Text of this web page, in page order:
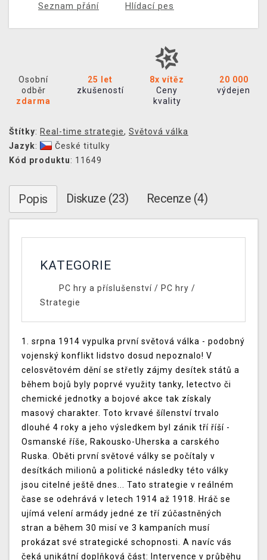
Seznam přání Hlídací pes
Osobní
odběr
zdarma
25 let
zkušeností
8x vítěz
Ceny
kvality
20 000
výdejen
Štítky: Real-time strategie, Světová válka
Jazyk:
České titulky
Kód produktu: 11649
Popis Diskuze (23) Recenze (4)
KATEGORIE
PC hry a příslušenství/ PC hry /
Strategie
1. srpna 1914 vypulka první světová válka - podobný
vojenský konflikt lidstvo dosud nepoznalo! V
celosvětovém dění se střetly zájmy desítek států a
během bojů byly poprvé využity tanky, letectvo či
chemické jednotky a bojové akce tak získaly
masový charakter. Toto krvavé šílenství trvalo
dlouhé 4 roky a jeho výsledkem byl zánik tří říší -
Osmanské říše, Rakousko-Uherska a carského
Ruska. Oběti první světové války se počítaly v
desítkách milionů a politické následky této války
jsou citelné ještě dnes... Tato strategie v reálném
čase se odehrává v letech 1914 až 1918. Hráč se
ujímá velení armády jedné ze tří zúčastněných
stran a během 30 misí ve 3 kampaních musí
prokázat své strategické schopnosti. A navíc vás
čeká unikátní doplňková část: Intervence v průběhu